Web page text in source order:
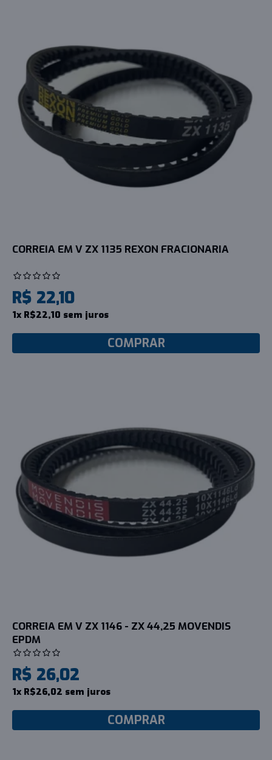
CORREIA EM V ZX 1135 REXON FRACIONARIA
R$ 22,10
1x R$22,10 sem juros
COMPRAR
CORREIA EM V ZX 1146 - ZX 44,25 MOVENDIS
EPDM
R$ 26,02
1x R$26,02 sem juros
COMPRAR